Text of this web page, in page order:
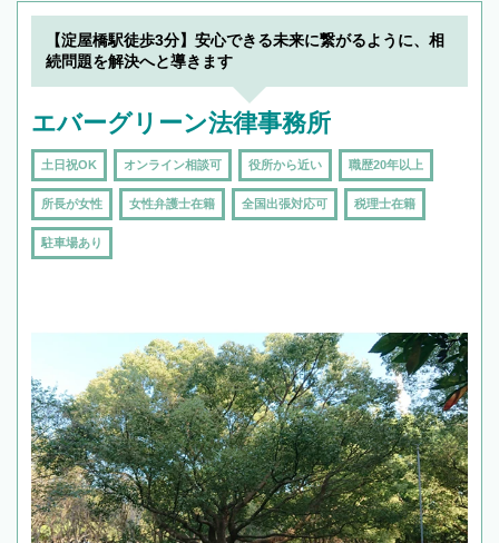
【淀屋橋駅徒歩3分】安心できる未来に繋がるように、相
続問題を解決へと導きます
エバーグリーン法律事務所
土日祝OK オンライン相談可 役所から近い 職歴20年以上
所長が女性 女性弁護士在籍 全国出張対応可 税理士在籍
駐車場あり